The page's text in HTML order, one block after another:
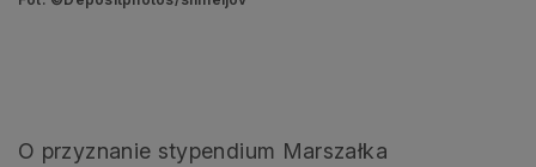
O przyznanie stypendium Marszałka